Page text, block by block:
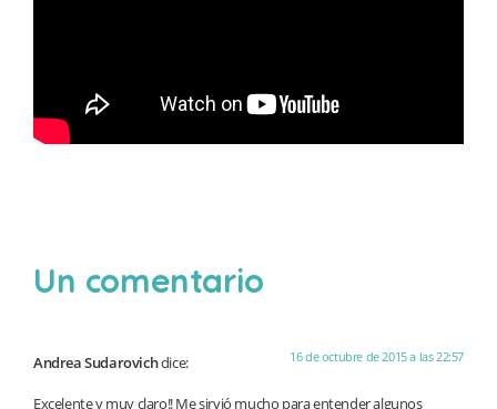
Un comentario
Andrea Sudarovichdice: 16 de octubre de 2015 a las 22:57
Excelente y muy claro!! Me sirvió mucho para entender algunos